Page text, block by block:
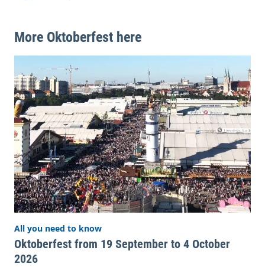
More Oktoberfest here
All you need to know
Oktoberfest from 19 September to 4 October
2026